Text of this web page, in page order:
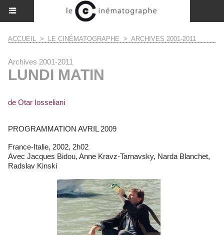
ACCUEIL > LE CINÉMATOGRAPHE > ARCHIVES 2001-2011
Archives 2001-2011
LUNDI MATIN
de Otar Iosseliani
PROGRAMMATION AVRIL 2009
France-Italie, 2002, 2h02
Avec Jacques Bidou, Anne Kravz-Tarnavsky, Narda Blanchet,
Radslav Kinski